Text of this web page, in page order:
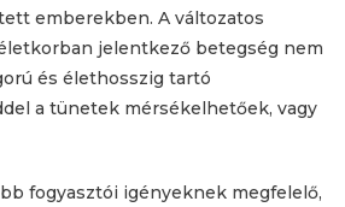
emberekben. A változatos
jelentkező betegség nem
és élethosszig tartó
a tünetek mérsékelhetőek, vagy
fogyasztói igényeknek megfelelő,